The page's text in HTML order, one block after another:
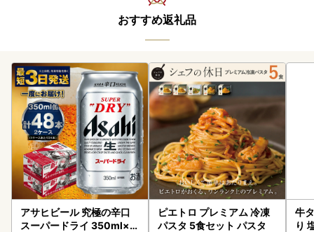
おすすめ返礼品
アサヒビール 究極の辛口
スーパードライ 350ml×4
ピエトロ プレミアム 冷凍
パスタ 5食セット パスタ
牛
り